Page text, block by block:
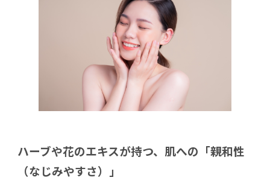
ハーブや花のエキスが持つ、肌への「親和性
（なじみやすさ）」